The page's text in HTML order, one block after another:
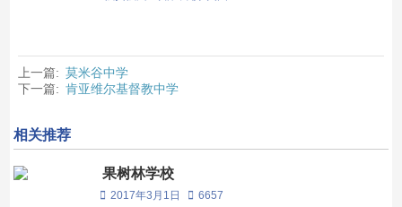
上一篇: 莫米谷中学
下一篇: 肯亚维尔基督教中学
相关推荐
果树林学校
2017年3月1日
6657